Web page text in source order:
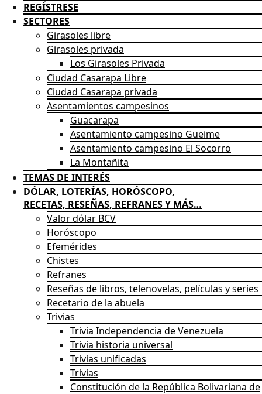
REGÍSTRESE
SECTORES
Girasoles libre
Girasoles privada
Los Girasoles Privada
Ciudad Casarapa Libre
Ciudad Casarapa privada
Asentamientos campesinos
Guacarapa
Asentamiento campesino Gueime
Asentamiento campesino El Socorro
La Montañita
TEMAS DE INTERÉS
DÓLAR, LOTERÍAS, HORÓSCOPO,
RECETAS, RESEÑAS, REFRANES Y MÁS…
Valor dólar BCV
Horóscopo
Efemérides
Chistes
Refranes
Reseñas de libros, telenovelas, películas y series
Recetario de la abuela
Trivias
Trivia Independencia de Venezuela
Trivia historia universal
Trivias unificadas
Trivias
Constitución de la República Bolivariana de